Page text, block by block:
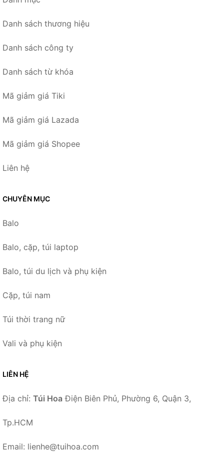
Danh sách thương hiệu
Danh sách công ty
Danh sách từ khóa
Mã giảm giá Tiki
Mã giảm giá Lazada
Mã giảm giá Shopee
Liên hệ
CHUYÊN MỤC
Balo
Balo, cặp, túi laptop
Balo, túi du lịch và phụ kiện
Cặp, túi nam
Túi thời trang nữ
Vali và phụ kiện
LIÊN HỆ
Địa chỉ: Túi Hoa Điện Biên Phủ, Phường 6, Quận 3,
Tp.HCM
Email: lienhe@tuihoa.com